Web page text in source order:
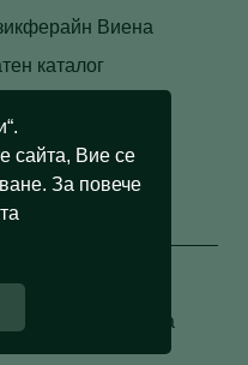
сайта, Вие се
За повече
Виена
каталог
Всички права